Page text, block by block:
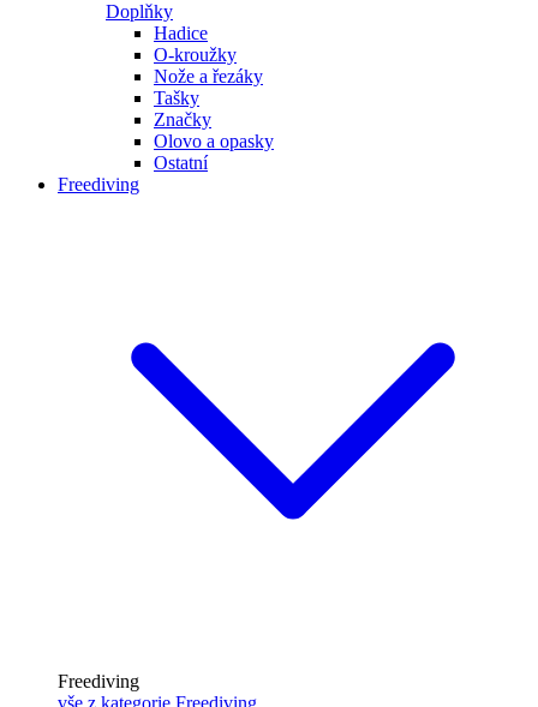
Doplňky
Hadice
O-kroužky
Nože a řezáky
Tašky
Značky
Olovo a opasky
Ostatní
Freediving
Freediving
vše z kategorie Freediving